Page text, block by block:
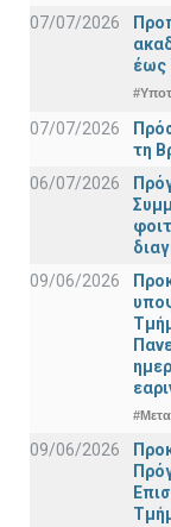
07/07/2026
έως
07/07/2026
τη
06/07/2026
09/06/2026
09/06/2026